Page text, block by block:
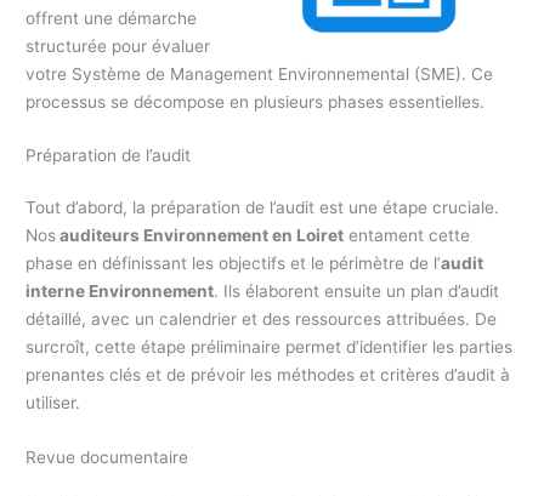
offrent une démarche
structurée pour évaluer
votre Système de Management Environnemental (SME). Ce
processus se décompose en plusieurs phases essentielles.
Préparation de l’audit
Tout d’abord, la préparation de l’audit est une étape cruciale.
Nosauditeurs Environnement en Loiret entament cette
phase en définissant les objectifs et le périmètre de l’audit
interne Environnement. Ils élaborent ensuite un plan d’audit
détaillé, avec un calendrier et des ressources attribuées. De
surcroît, cette étape préliminaire permet d’identifier les parties
prenantes clés et de prévoir les méthodes et critères d’audit à
utiliser.
Revue documentaire